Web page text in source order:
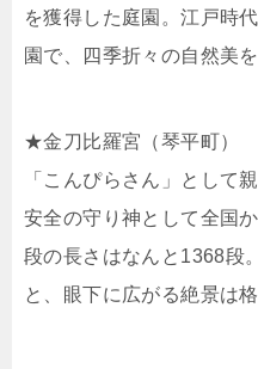
を獲得した庭園。江戸時
園で、四季折々の自然美
★金刀比羅宮（琴平町）
「こんぴらさん」として
安全の守り神として全国
段の長さはなんと1368段
と、眼下に広がる絶景は格